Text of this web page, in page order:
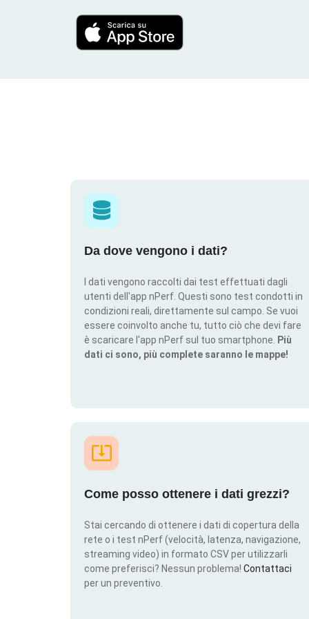
Da dove vengono i dati?
I dati vengono raccolti dai test effettuati dagli
utenti dell'app nPerf. Questi sono test condotti in
condizioni reali, direttamente sul campo. Se vuoi
essere coinvolto anche tu, tutto ciò che devi fare
è scaricare l'app nPerf sul tuo smartphone.
Più
dati ci sono, più complete saranno le mappe!
Come posso ottenere i dati grezzi?
Stai cercando di ottenere i dati di copertura della
rete o i test nPerf (velocità, latenza, navigazione,
streaming video) in formato CSV per utilizzarli
come preferisci? Nessun problema! Contattaci
per un preventivo.